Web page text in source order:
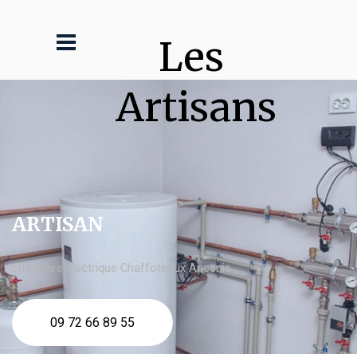
Les
Artisans
ARTISAN
chaudière électrique Chaffoteaux Ancenis
09 72 66 89 55